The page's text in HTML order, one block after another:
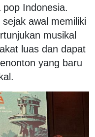
Indonesia.
awal memiliki
musikal
luas dan dapat
yang baru